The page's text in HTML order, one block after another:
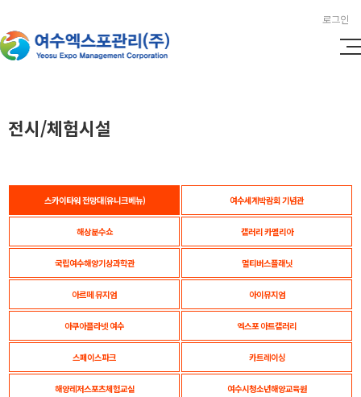
로그인
전시/체험시설
스카이타워 전망대(유니크베뉴) 여수세계박람회 기념관
해상분수쇼 갤러리 카멜리아
국립여수해양기상과학관 멀티버스플래닛
아르떼 뮤지엄 아이뮤지엄
아쿠아플라넷 여수 엑스포 아트갤러리
스페이스파크 카트레이싱
해양레저스포츠체험교실 여수시청소년해양교육원